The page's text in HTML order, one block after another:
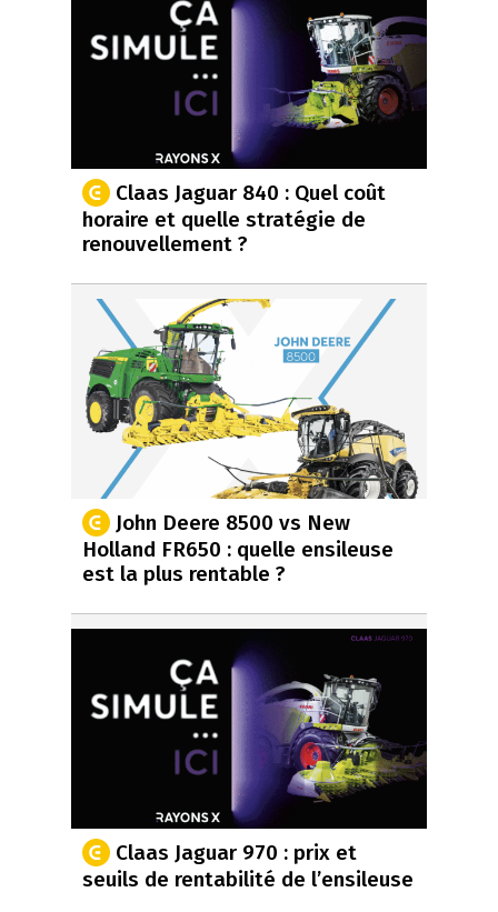
Claas Jaguar 840 : Quel coût
horaire et quelle stratégie de
renouvellement ?
John Deere 8500 vs New
Holland FR650 : quelle ensileuse
est la plus rentable ?
Claas Jaguar 970 : prix et
seuils de rentabilité de l’ensileuse